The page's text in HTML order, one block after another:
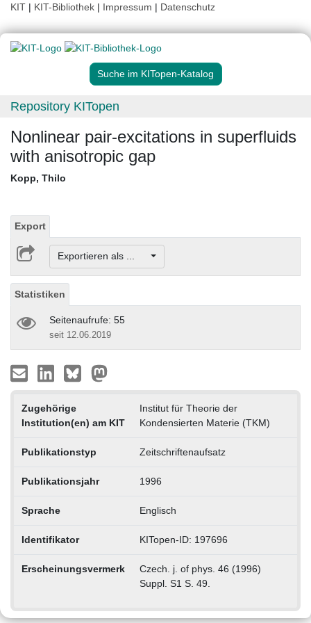
KIT | KIT-Bibliothek | Impressum | Datenschutz
Suche im KITopen-Katalog
Repository KITopen
Nonlinear pair-excitations in superfluids
with anisotropic gap
Kopp, Thilo
Export
Exportieren als ...
Statistiken
Seitenaufrufe: 55
seit 12.06.2019
Zugehörige
Institution(en) am KIT
Institut für Theorie der
Kondensierten Materie (TKM)
Publikationstyp Zeitschriftenaufsatz
Publikationsjahr 1996
Sprache Englisch
Identifikator KITopen-ID: 197696
Erscheinungsvermerk
Czech. j. of phys. 46 (1996)
Suppl. S1 S. 49.